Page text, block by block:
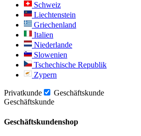
Schweiz
Liechtenstein
Griechenland
Italien
Niederlande
Slowenien
Tschechische Republik
Zypern
Privatkunde
Geschäftskunde
Geschäftskunde
Geschäftskundenshop